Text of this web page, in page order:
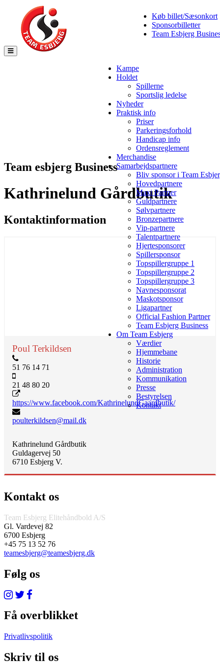
Køb billet/Sæsonkort
Sponsorbilletter
Team Esbjerg
Toggle
navigation
Kampe
Holdet
Spillerne
Sportslig ledelse
Nyheder
Praktisk info
Priser
Parkeringsforhold
Handicap info
Ordensreglement
Merchandise
Samarbejdspartnere
Bliv sponsor i Team
Hovedpartnere
Maxi Partner
Guldpartnere
Sølvpartnere
Bronzepartnere
Vip-partnere
Talentpartnere
Hjertesponsorer
Spillersponsor
Topspillergruppe 1
Topspillergruppe 2
Topspillergruppe 3
Navnesponsorat
Maskotsponsor
Ligapartner
Official Fashion Partner
Team Esbjerg Business
Om Team Esbjerg
Værdier
Hjemmebane
Historie
Administration
Kommunikation
Presse
Bestyrelsen
Kontakt
Team esbjerg Business
Kathrinelund Gårdbutik
Kontaktinformation
Poul Terkildsen
51 76 14 71
21 48 80 20
https://www.facebook.com/KathrinelundGaardbutik/
poulterkildsen@mail.dk
Kathrinelund Gårdbutik
Guldagervej 50
6710 Esbjerg V.
Kontakt os
Team Esbjerg Elitehåndbold A/S
Gl. Vardevej 82
6700 Esbjerg
+45 75 13 52 76
teamesbjerg@teamesbjerg.dk
Følg os
Få overblikket
Privatlivspolitik
Skriv til os